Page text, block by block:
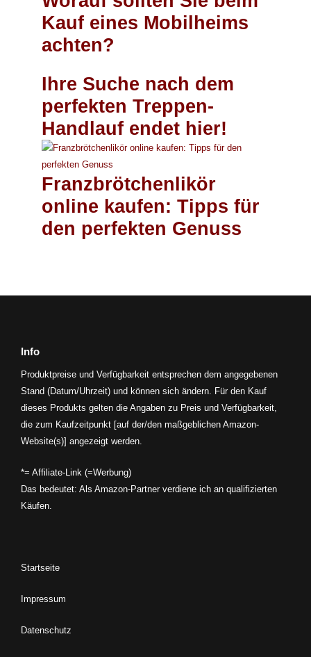
Kauf eines Mobilheims
achten?
Ihre Suche nach dem
perfekten Treppen-
Handlauf endet hier!
Franzbrötchenlikör
online kaufen: Tipps für
den perfekten Genuss
Info
Produktpreise und Verfügbarkeit entsprechen dem angegebenen
Stand (Datum/Uhrzeit) und können sich ändern. Für den Kauf
dieses Produkts gelten die Angaben zu Preis und Verfügbarkeit,
die zum Kaufzeitpunkt [auf der/den maßgeblichen Amazon-
Website(s)] angezeigt werden.
*= Affiliate-Link (=Werbung)
Das bedeutet: Als Amazon-Partner verdiene ich an qualifizierten
Käufen.
Startseite
Impressum
Datenschutz